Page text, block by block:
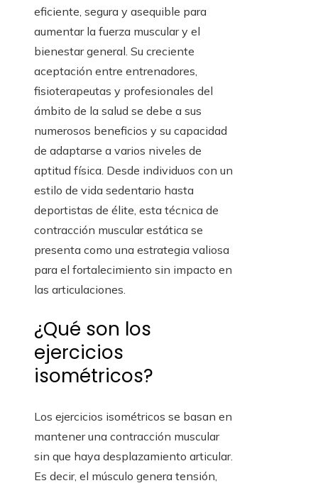
eficiente, segura y asequible para
aumentar la fuerza muscular y el
bienestar general. Su creciente
aceptación entre entrenadores,
fisioterapeutas y profesionales del
ámbito de la salud se debe a sus
numerosos beneficios y su capacidad
de adaptarse a varios niveles de
aptitud física. Desde individuos con un
estilo de vida sedentario hasta
deportistas de élite, esta técnica de
contracción muscular estática se
presenta como una estrategia valiosa
para el fortalecimiento sin impacto en
las articulaciones.
¿Qué son los
ejercicios
isométricos?
Los ejercicios isométricos se basan en
mantener una contracción muscular
sin que haya desplazamiento articular.
Es decir, el músculo genera tensión,